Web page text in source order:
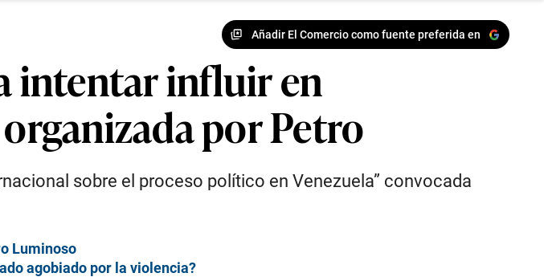
Añadir El Comercio como fuente preferida en
intentar influir en
por Petro
sobre el proceso político en Venezuela” convocada
Luminoso
agobiado por la violencia?